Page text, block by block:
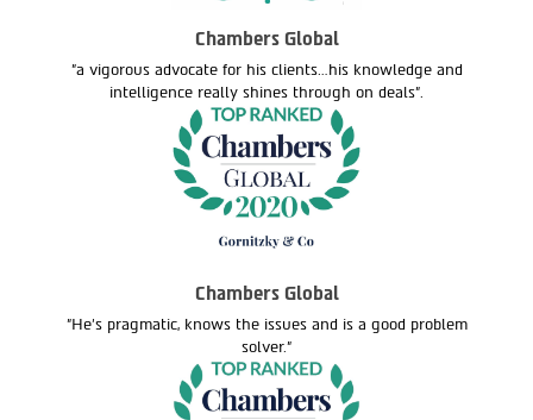
Chambers Global
"a vigorous advocate for his clients…his knowledge and
intelligence really shines through on deals".
Chambers Global
"He's pragmatic, knows the issues and is a good problem
solver."